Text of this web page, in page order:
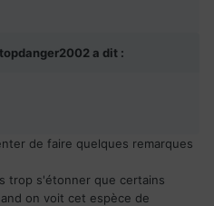
a dit :
de faire quelques remarques
trop s'étonner que certains
on voit cet espèce de